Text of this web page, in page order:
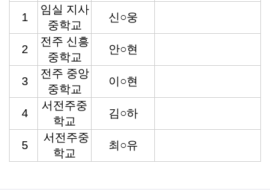
1
임실 지사
중학교
신○웅
2
전주 신흥
중학교
안○현
3
전주 중앙
중학교
이○현
4
서전주중
학교
김○하
5
서전주중
학교
최○유